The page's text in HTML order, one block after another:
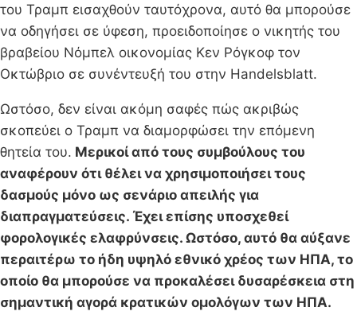
του Τραμπ εισαχθούν ταυτόχρονα, αυτό θα μπορούσε
να οδηγήσει σε ύφεση, προειδοποίησε ο νικητής του
βραβείου Νόμπελ οικονομίας Κεν Ρόγκοφ τον
Οκτώβριο σε συνέντευξή του στην Handelsblatt.
Ωστόσο, δεν είναι ακόμη σαφές πώς ακριβώς
σκοπεύει ο Τραμπ να διαμορφώσει την επόμενη
θητεία του. Μερικοί από τους συμβούλους του
αναφέρουν ότι θέλει να χρησιμοποιήσει τους
δασμούς μόνο ως σενάριο απειλής για
διαπραγματεύσεις. Έχει επίσης υποσχεθεί
φορολογικές ελαφρύνσεις. Ωστόσο, αυτό θα αύξανε
περαιτέρω το ήδη υψηλό εθνικό χρέος των ΗΠΑ, το
οποίο θα μπορούσε να προκαλέσει δυσαρέσκεια στη
σημαντική αγορά κρατικών ομολόγων των ΗΠΑ.